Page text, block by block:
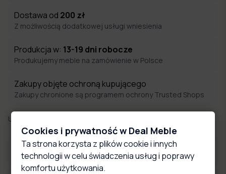
Dostawa od 200 zł
Z możliwością dodatkowej usługi wniesienia
Produkcja w: 13-19 dni robocze
Produkujemy meble na zamówienie w Polsce
Zakupy objęte ochroną kupującego
Zakupy chronione są programem ochrony Trusted Shops
Udostępnij:
Płyty meblowe
Cookies i prywatność w Deal Meble
Ta strona korzysta z plików cookie i innych
technologii w celu świadczenia usług i poprawy
komfortu użytkowania.